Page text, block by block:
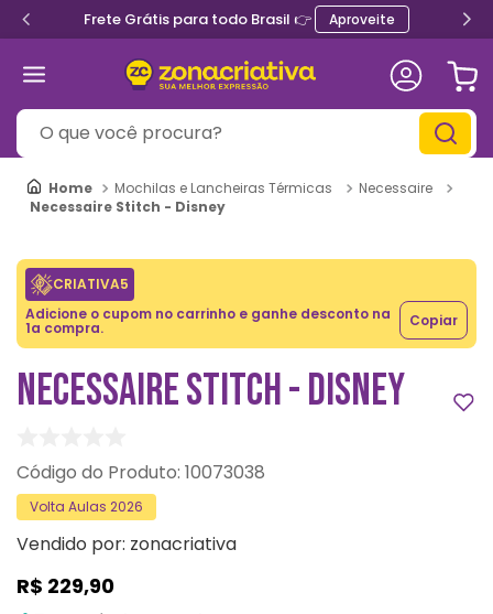
Frete Grátis para todo Brasil 👉 Aproveite
O que você procura?
Mochilas e Lancheiras Térmicas
Necessaire
Necessaire Stitch - Disney
CRIATIVA5
Adicione o cupom no carrinho e ganhe desconto na
1a compra. Copiar
NECESSAIRE STITCH - DISNEY
: 10073038
Volta Aulas 2026
Vendido por: zonacriativa
R$ 229,90